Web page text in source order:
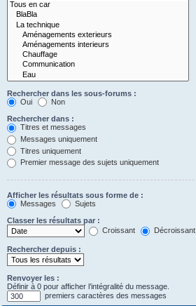
Rechercher dans les sous-forums :
Oui
Non
Rechercher dans :
Titres et messages
Messages uniquement
Titres uniquement
Premier message des sujets uniquement
Afficher les résultats sous forme de :
Messages
Sujets
Classer les résultats par :
Croissant
Décroissant
Rechercher depuis :
Renvoyer les :
Définir à 0 pour afficher l’intégralité du message.
premiers caractères des messages